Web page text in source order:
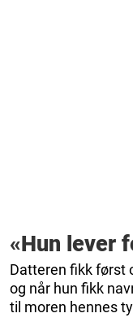
«Hun lever
Datteren fikk først
og når hun fikk
til moren hennes